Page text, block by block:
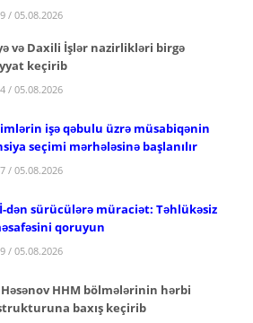
/ 05.08.2026
və Daxili İşlər nazirlikləri birgə
keçirib
/ 05.08.2026
işə qəbulu üzrə müsabiqənin
seçimi mərhələsinə başlanılır
/ 05.08.2026
dən sürücülərə müraciət: Təhlükəsiz
qoruyun
/ 05.08.2026
HHM bölmələrinin hərbi
baxış keçirib